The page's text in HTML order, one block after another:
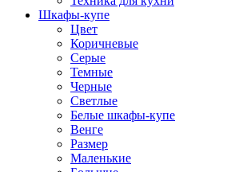
Шкафы-купе
Цвет
Коричневые
Серые
Темные
Черные
Светлые
Белые шкафы-купе
Венге
Размер
Маленькие